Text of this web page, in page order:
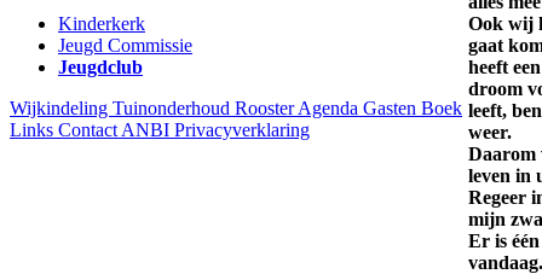
Kinderkerk
Jeugd Commissie
Jeugdclub
Wijkindeling Tuinonderhoud RoosterAgenda Gasten Boek
Links Contact ANBI Privacyverklaring
Ook wij
gaat
heeft
droom
leeft,
weer.
Daarom
leven in
Regeer
mijn
Er is